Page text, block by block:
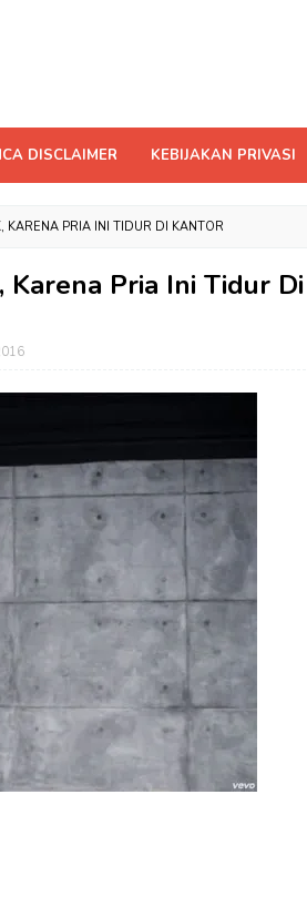
DISCLAIMER KEBIJAKAN PRIVASI
PRIA INI TIDUR DI KANTOR
Pria Ini Tidur Di